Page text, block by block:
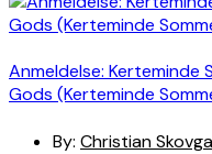
Anmeldelse: Kerteminde
Gods (Kerteminde
By: Christian